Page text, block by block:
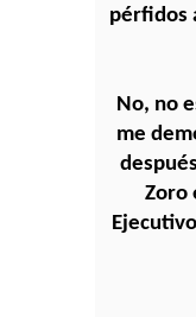
pérfidos
No, no
me
Zoro